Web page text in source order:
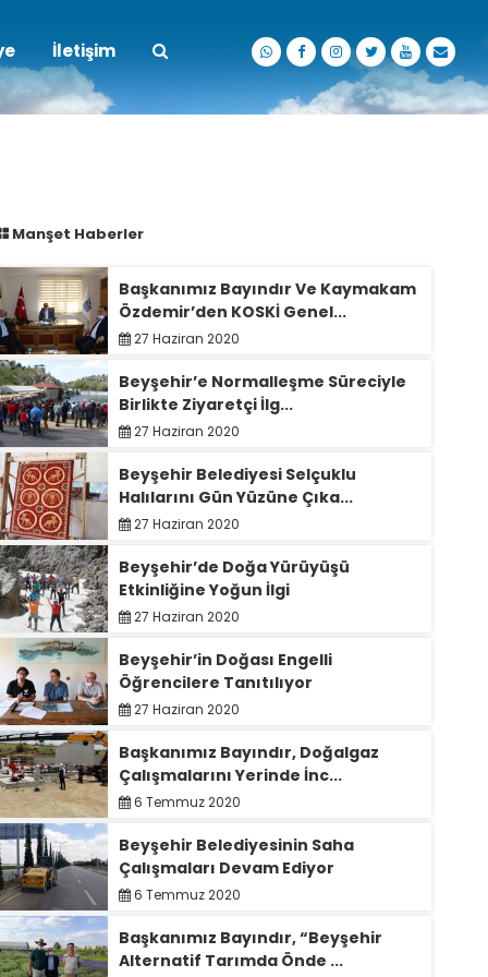
İletişim
Manşet Haberler
Başkanımız Bayındır Ve Kaymakam
Özdemir’den KOSKİ Genel...
27 Haziran 2020
Beyşehir’e Normalleşme Süreciyle
Birlikte Ziyaretçi İlg...
27 Haziran 2020
Beyşehir Belediyesi Selçuklu
Halılarını Gün Yüzüne Çıka...
27 Haziran 2020
Beyşehir’de Doğa Yürüyüşü
Etkinliğine Yoğun İlgi
27 Haziran 2020
Beyşehir’in Doğası Engelli
Öğrencilere Tanıtılıyor
27 Haziran 2020
Başkanımız Bayındır, Doğalgaz
Çalışmalarını Yerinde İnc...
6 Temmuz 2020
Beyşehir Belediyesinin Saha
Çalışmaları Devam Ediyor
6 Temmuz 2020
Başkanımız Bayındır, “Beyşehir
Alternatif Tarımda Önde ...